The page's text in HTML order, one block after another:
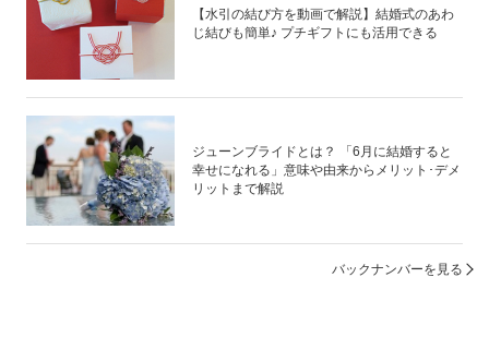
【水引の結び方を動画で解説】結婚式のあわ
じ結びも簡単♪ プチギフトにも活用できる
ジューンブライドとは？ 「6月に結婚すると
幸せになれる」意味や由来からメリット･デメ
リットまで解説
バックナンバーを見る